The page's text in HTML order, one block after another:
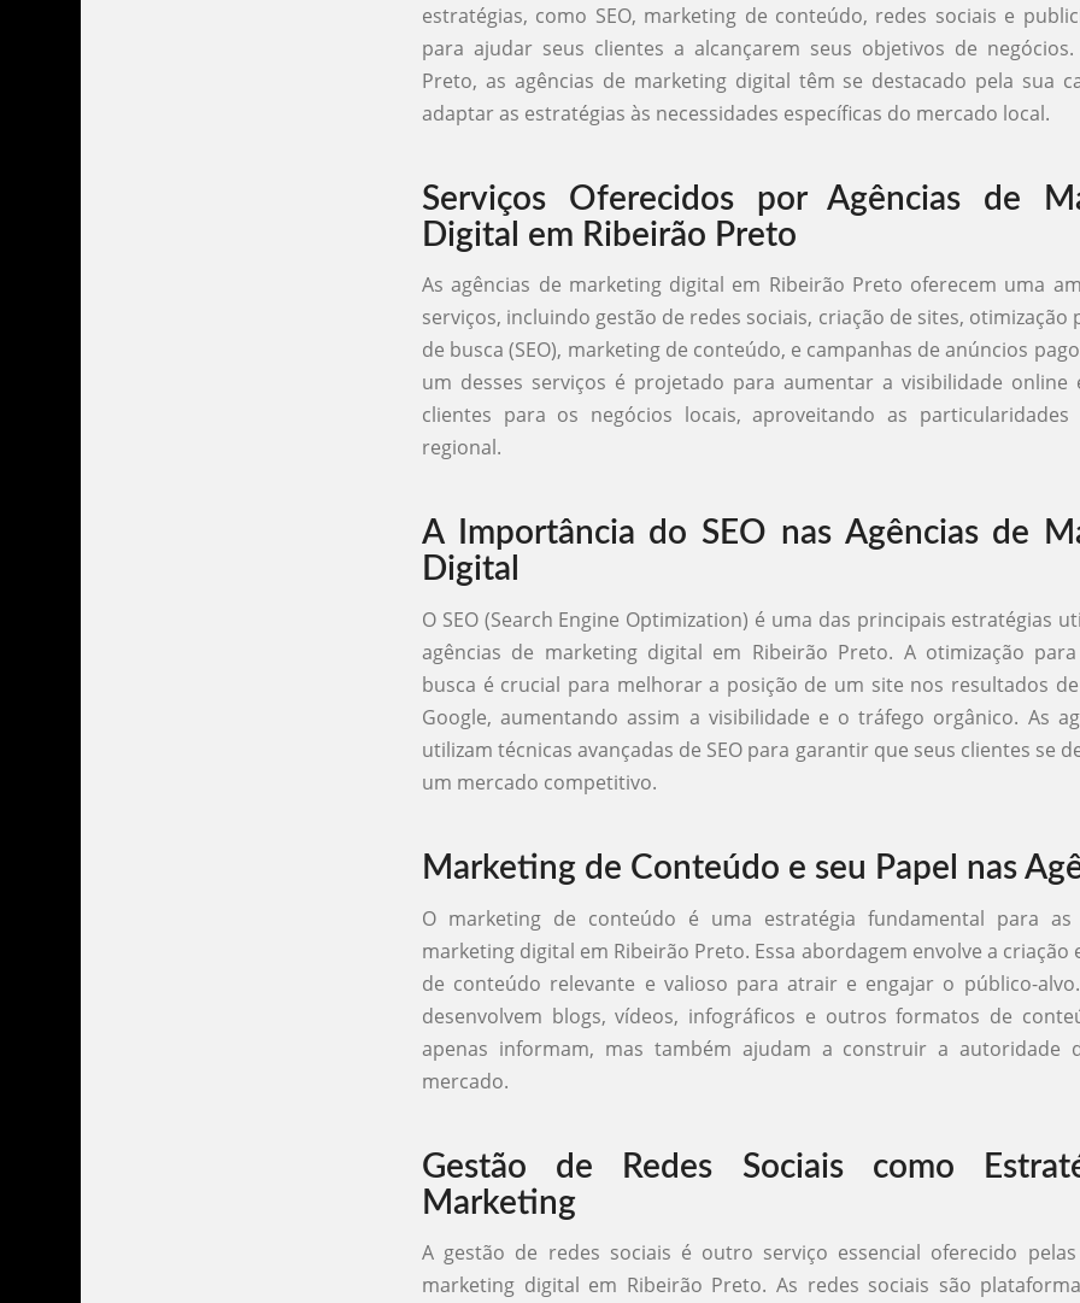
estratégias, como SEO, marketing de conteúdo, redes sociais e
para ajudar seus clientes a alcançarem seus objetivos de negócios.
Preto, as agências de marketing digital têm se destacado pela sua
adaptar as estratégias às necessidades específicas do mercado local.
Serviços Oferecidos por Agências de
Digital em Ribeirão Preto
As agências de marketing digital em Ribeirão Preto oferecem uma
serviços, incluindo gestão de redes sociais, criação de sites, otimização
de busca (SEO), marketing de conteúdo, e campanhas de anúncios
um desses serviços é projetado para aumentar a visibilidade online
clientes para os negócios locais, aproveitando as
regional.
A Importância do SEO nas Agências de
Digital
O SEO (Search Engine Optimization) é uma das principais estratégias
agências de marketing digital em Ribeirão Preto. A otimização
busca é crucial para melhorar a posição de um site nos resultados
Google, aumentando assim a visibilidade e o tráfego orgânico. As
utilizam técnicas avançadas de SEO para garantir que seus clientes se
um mercado competitivo.
Marketing de Conteúdo e seu Papel nas
O marketing de conteúdo é uma estratégia fundamental para as
marketing digital em Ribeirão Preto. Essa abordagem envolve a criação
de conteúdo relevante e valioso para atrair e engajar o público-
desenvolvem blogs, vídeos, infográficos e outros formatos de
apenas informam, mas também ajudam a construir a autoridade
mercado.
Gestão de Redes Sociais como
Marketing
A gestão de redes sociais é outro serviço essencial oferecido
marketing digital em Ribeirão Preto. As redes sociais são